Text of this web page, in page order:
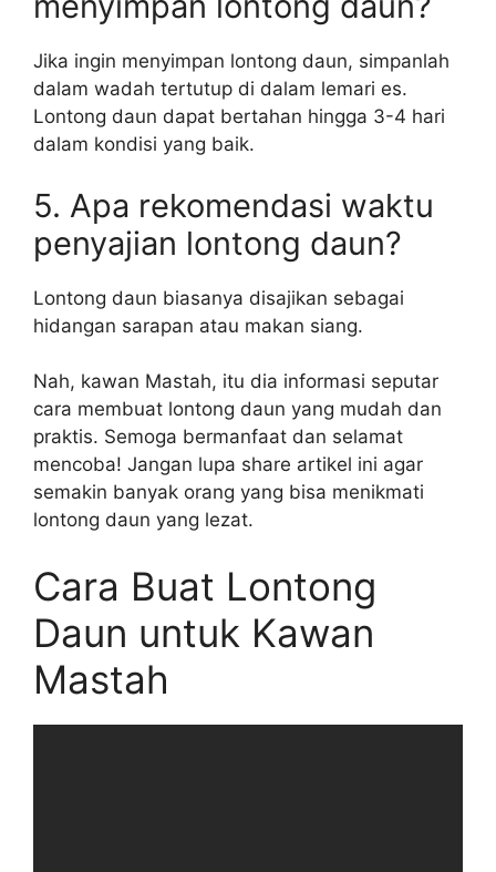
Jika ingin menyimpan lontong daun, simpanlah
dalam wadah tertutup di dalam lemari es.
Lontong daun dapat bertahan hingga 3-4 hari
dalam kondisi yang baik.
5. Apa rekomendasi waktu
penyajian lontong daun?
Lontong daun biasanya disajikan sebagai
hidangan sarapan atau makan siang.
Nah, kawan Mastah, itu dia informasi seputar
cara membuat lontong daun yang mudah dan
praktis. Semoga bermanfaat dan selamat
mencoba! Jangan lupa share artikel ini agar
semakin banyak orang yang bisa menikmati
lontong daun yang lezat.
Cara Buat Lontong
Daun untuk Kawan
Mastah